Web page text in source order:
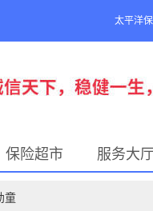
太平洋
保险超市 服务大
童